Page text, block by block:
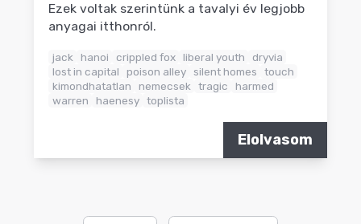
Ezek voltak szerintünk a tavalyi év legjobb
anyagai itthonról.
jack hanoi crippled fox liberal youth
dryvia
lost in capital
poison alley silent homes
touch
kimondhatatlan
nemecsek tragic
harmed
warren
haenesy toplista
Elolvasom